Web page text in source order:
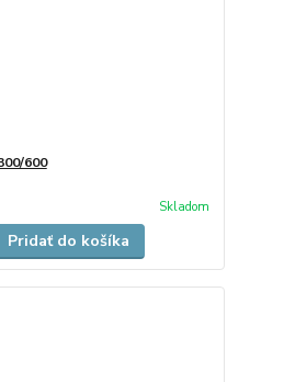
600
Skladom
Pridať do košíka